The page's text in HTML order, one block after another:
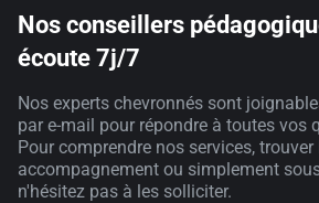
Nos conseillers
écoute 7j/7
Nos experts chevronnés sont
par e-mail pour répondre à toutes vos
Pour comprendre nos services, trouver
accompagnement ou simplement
n'hésitez pas à les solliciter.